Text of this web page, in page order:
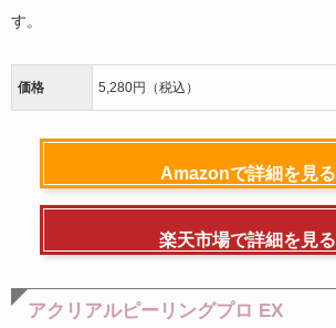
す。
価格 5,280円（税込）
Amazonで詳細を見る
楽天市場で詳細を見る
アクリアルピーリングプロ EX